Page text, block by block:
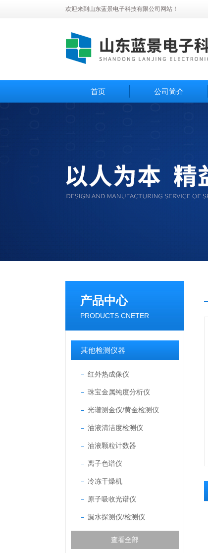
欢迎来到山东蓝景电子科技有限公司网站！
首页 公司简介
产品中心
PRODUCTS CNETER
其他检测仪器
红外热成像仪
珠宝金属纯度分析仪
光谱测金仪/黄金检测仪
油液清洁度检测仪
油液颗粒计数器
离子色谱仪
冷冻干燥机
原子吸收光谱仪
漏水探测仪/检测仪
查看全部